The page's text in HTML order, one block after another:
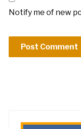
Notify me of new